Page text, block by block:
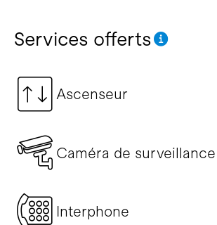
Services offerts
Ascenseur
Caméra de surveillance
Interphone